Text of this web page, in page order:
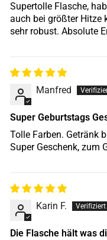
Supertolle Flasche,
auch bei größter Hitze
sehr robust. Absolute
Manfred
Super Geburtstags
Tolle Farben. Getränk
Super Geschenk, zum
Karin F.
Die Flasche hält was